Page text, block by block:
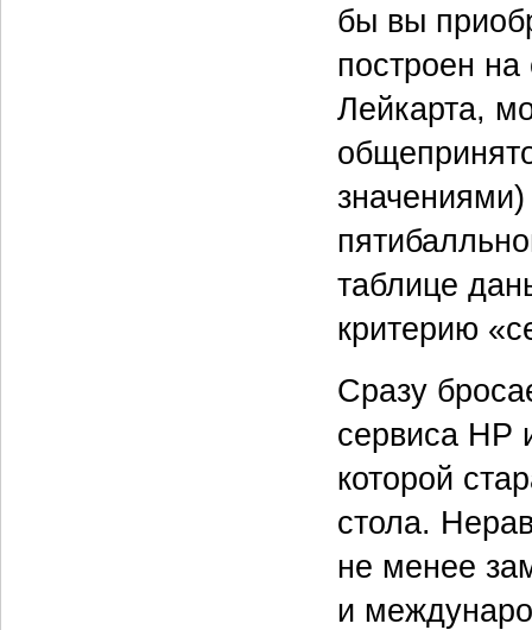
бы вы
построен
Лейкарта,
таблице
критерию
Сразу
сервиса HP
которой
стола.
не менее
и